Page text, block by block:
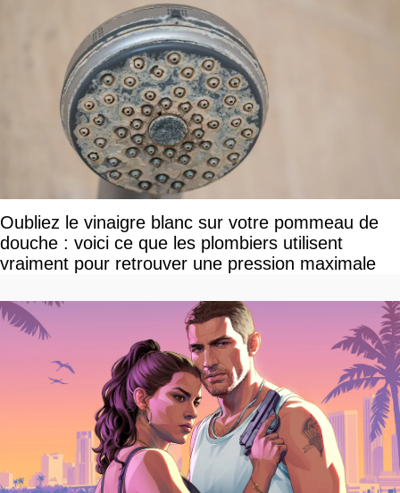
Oubliez le vinaigre blanc sur votre pommeau de
douche : voici ce que les plombiers utilisent
vraiment pour retrouver une pression maximale